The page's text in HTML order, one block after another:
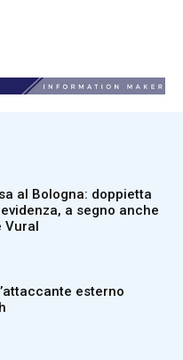
al Bologna: doppietta
a segno anche
Vural
esterno